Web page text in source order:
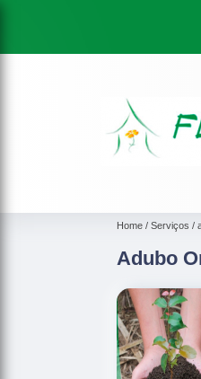
Home Serviços
Adubo